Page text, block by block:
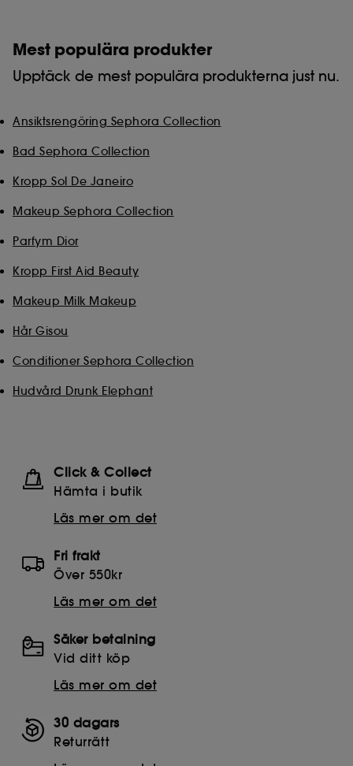
Mest populära produkter
Upptäck de mest populära produkterna just nu.
Ansiktsrengöring Sephora Collection
Bad Sephora Collection
Kropp Sol De Janeiro
Makeup Sephora Collection
Parfym Dior
Kropp First Aid Beauty
Makeup Milk Makeup
Hår Gisou
Conditioner Sephora Collection
Hudvård Drunk Elephant
Click & Collect
Hämta i butik​
Läs mer om det
Fri frakt
Över 550kr
Läs mer om det
Säker betalning
Vid ditt köp
Läs mer om det
30 dagars
Returrätt